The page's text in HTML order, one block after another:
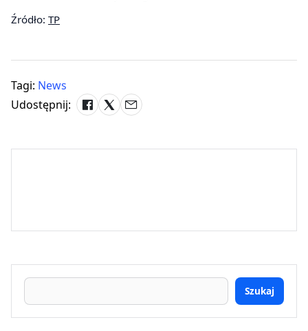
Źródło: TP
Tagi: News
Udostępnij:
Szukaj